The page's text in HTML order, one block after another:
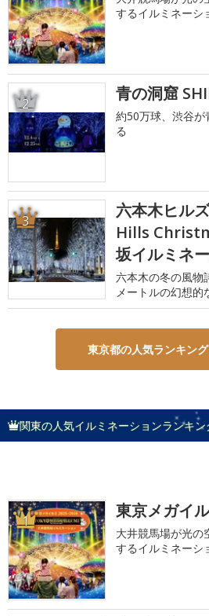
するイルミネーシ
2 青の洞窟
約50万球、渋谷
る
3
六本木ヒル
Hills
坂イルミネ
六本木の冬の風物
メートルの幻想的
東京都の人気ランキン
関東の人気イルミネーションランキン
1 東京メガイ
大井競馬場が光の
するイルミネーシ